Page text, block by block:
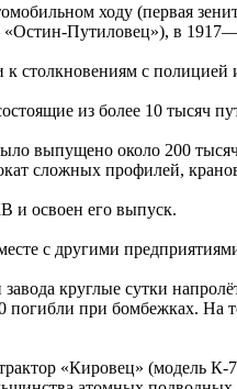
ходу (первая
Путиловец»), в
к столкновениям с
из более 10 тысяч
выпущено около 200
сложных профилей,
и освоен его выпуск.
с другими
круглые сутки
при бомбежках. На
«Кировец» (модель